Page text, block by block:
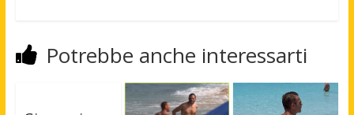
Potrebbe anche interessarti